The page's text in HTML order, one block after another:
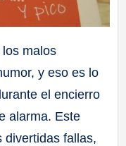
malos
y eso es lo
el encierro
alarma. Este
divertidas fallas,